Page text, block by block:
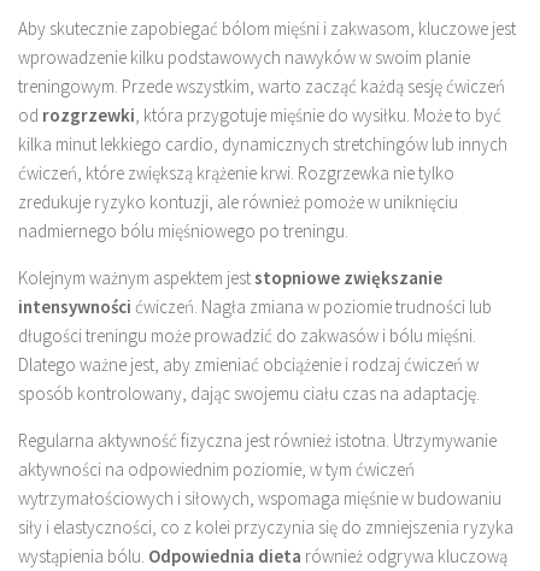
Aby skutecznie zapobiegać bólom mięśni i zakwasom, kluczowe jest
wprowadzenie kilku podstawowych nawyków w swoim planie
treningowym. Przede wszystkim, warto zacząć każdą sesję ćwiczeń
od rozgrzewki, która przygotuje mięśnie do wysiłku. Może to być
kilka minut lekkiego cardio, dynamicznych stretchingów lub innych
ćwiczeń, które zwiększą krążenie krwi. Rozgrzewka nie tylko
zredukuje ryzyko kontuzji, ale również pomoże w uniknięciu
nadmiernego bólu mięśniowego po treningu.
Kolejnym ważnym aspektem jeststopniowe zwiększanie
intensywności ćwiczeń. Nagła zmiana w poziomie trudności lub
długości treningu może prowadzić do zakwasów i bólu mięśni.
Dlatego ważne jest, aby zmieniać obciążenie i rodzaj ćwiczeń w
sposób kontrolowany, dając swojemu ciału czas na adaptację.
Regularna aktywność fizyczna jest również istotna. Utrzymywanie
aktywności na odpowiednim poziomie, w tym ćwiczeń
wytrzymałościowych i siłowych, wspomaga mięśnie w budowaniu
siły i elastyczności, co z kolei przyczynia się do zmniejszenia ryzyka
wystąpienia bólu. Odpowiednia dieta również odgrywa kluczową